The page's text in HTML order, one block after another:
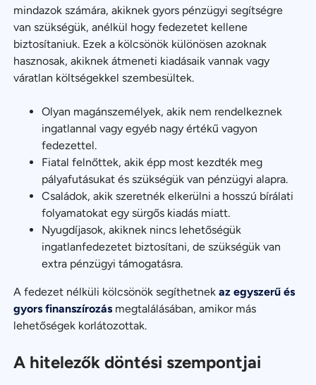
mindazok számára, akiknek gyors pénzügyi segítségre
van szükségük, anélkül hogy fedezetet kellene
biztosítaniuk. Ezek a kölcsönök különösen azoknak
hasznosak, akiknek átmeneti kiadásaik vannak vagy
váratlan költségekkel szembesültek.
Olyan magánszemélyek, akik nem rendelkeznek
ingatlannal vagy egyéb nagy értékű vagyon
fedezettel.
Fiatal felnőttek, akik épp most kezdték meg
pályafutásukat és szükségük van pénzügyi alapra.
Családok, akik szeretnék elkerülni a hosszú bírálati
folyamatokat egy sürgős kiadás miatt.
Nyugdíjasok, akiknek nincs lehetőségük
ingatlanfedezetet biztosítani, de szükségük van
extra pénzügyi támogatásra.
A fedezet nélküli kölcsönök segíthetnekaz egyszerű és
gyors finanszírozás megtalálásában, amikor más
lehetőségek korlátozottak.
A hitelezők döntési szempontjai